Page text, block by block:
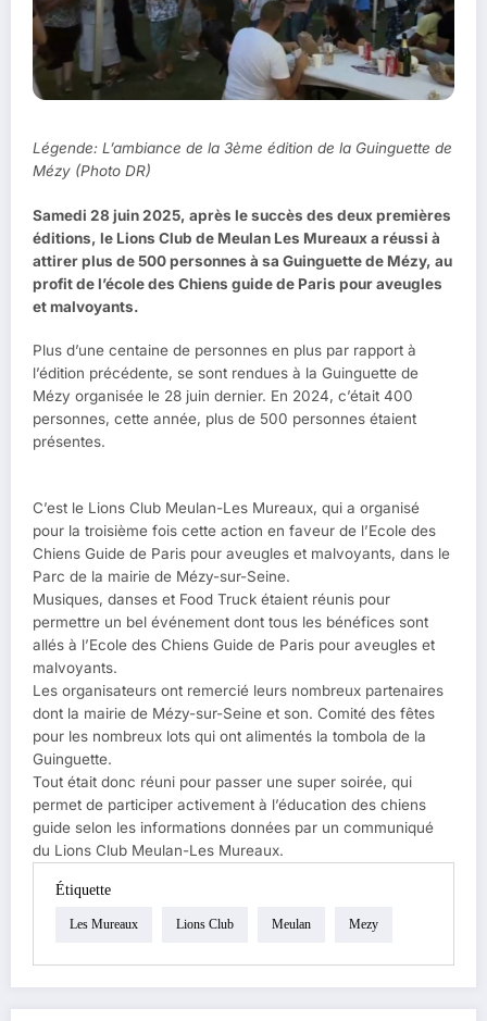
Légende: L’ambiance de la 3ème édition de la Guinguette de
Mézy (Photo DR)
Samedi 28 juin 2025, après le succès des deux premières
éditions, le Lions Club de Meulan Les Mureaux a réussi à
attirer plus de 500 personnes à sa Guinguette de Mézy, au
profit de l’école des Chiens guide de Paris pour aveugles
et malvoyants.
Plus d’une centaine de personnes en plus par rapport à
l’édition précédente, se sont rendues à la Guinguette de
Mézy organisée le 28 juin dernier. En 2024, c’était 400
personnes, cette année, plus de 500 personnes étaient
présentes.
C’est le Lions Club Meulan-Les Mureaux, qui a organisé
pour la troisième fois cette action en faveur de l’Ecole des
Chiens Guide de Paris pour aveugles et malvoyants, dans le
Parc de la mairie de Mézy-sur-Seine.
Musiques, danses et Food Truck étaient réunis pour
permettre un bel événement dont tous les bénéfices sont
allés à l’Ecole des Chiens Guide de Paris pour aveugles et
malvoyants.
Les organisateurs ont remercié leurs nombreux partenaires
dont la mairie de Mézy-sur-Seine et son. Comité des fêtes
pour les nombreux lots qui ont alimentés la tombola de la
Guinguette.
Tout était donc réuni pour passer une super soirée, qui
permet de participer activement à l’éducation des chiens
guide selon les informations données par un communiqué
du Lions Club Meulan-Les Mureaux.
Étiquette
Les Mureaux Lions Club Meulan Mezy